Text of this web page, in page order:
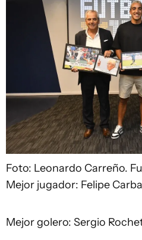
Foto: Leonardo Carreño.
Mejor jugador: Felipe
Mejor golero: Sergio